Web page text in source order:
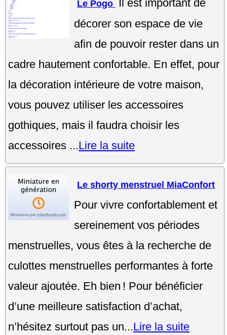
Le Pogo
Il est important de
décorer son espace de vie
afin de pouvoir rester dans un
cadre hautement confortable. En effet, pour
la décoration intérieure de votre maison,
vous pouvez utiliser les accessoires
gothiques, mais il faudra choisir les
accessoires ...Lire la suite
Le shorty menstruel MiaConfort
Pour vivre confortablement et
sereinement vos périodes
menstruelles, vous êtes à la recherche de
culottes menstruelles performantes à forte
valeur ajoutée. Eh bien ! Pour bénéficier
d’une meilleure satisfaction d’achat,
n’hésitez surtout pas un...Lire la suite